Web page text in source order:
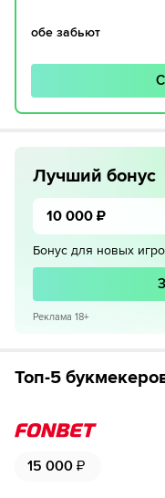
обе забьют
Лучший бонус
10 000 ₽
Бонус для новых
Реклама 18+
Топ-5
15 000 ₽